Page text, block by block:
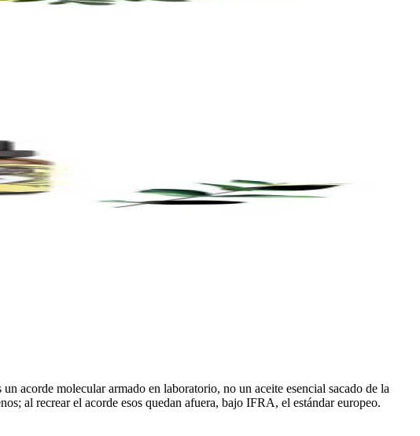
acorde molecular armado en laboratorio, no un aceite esencial sacado de la
al recrear el acorde esos quedan afuera, bajo IFRA, el estándar europeo.